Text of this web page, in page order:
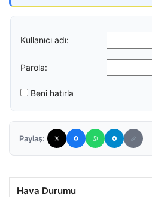
Kullanıcı adı:
Parola:
Beni hatırla
Paylaş:
Hava Durumu